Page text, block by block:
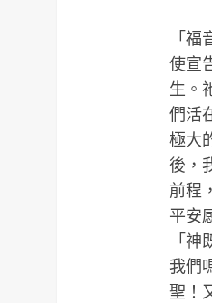
「
使宣
生。
們活
極大
後，
前程
平安
「
我們
聖！